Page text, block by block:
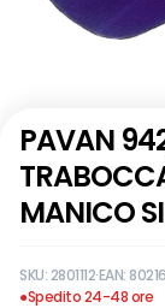
PAVAN
MANICO
SKU:2801112·EAN:
●Spedito 24-48 ore